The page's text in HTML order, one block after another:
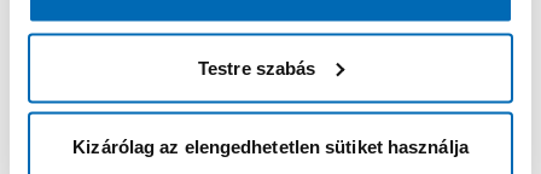
Testre szabás
Kizárólag az elengedhetetlen sütiket használja